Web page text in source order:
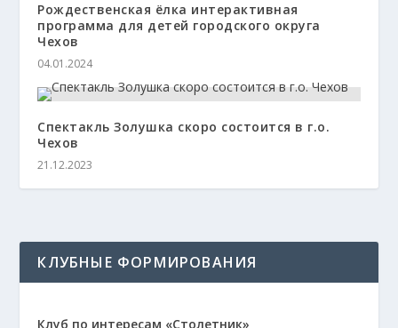
Рождественская ёлка интерактивная
программа для детей городского округа
Чехов
04.01.2024
Спектакль Золушка скоро состоится в г.о.
Чехов
21.12.2023
КЛУБНЫЕ ФОРМИРОВАНИЯ
Клуб по интересам «Столетник»